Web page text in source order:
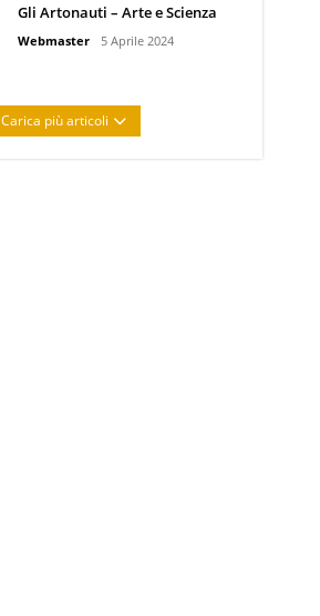
Gli Artonauti – Arte e Scienza
Webmaster 5 Aprile 2024
Carica più articoli